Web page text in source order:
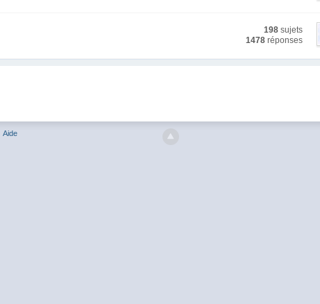
198 sujets
1478 réponses
Aide